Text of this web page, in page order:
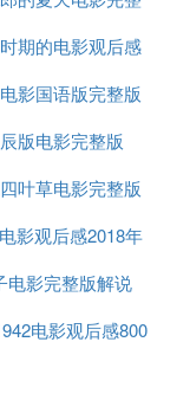
版在线
期的电影观后感
影国语版完整版
版电影完整版
叶草电影完整版
影观后感2018年
电影完整版解说
电影观后感800